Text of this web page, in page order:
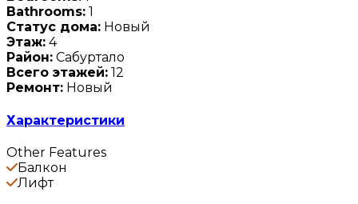
Bathrooms: 1
Статус дома: Новый
Этаж: 4
Район: Сабуртало
Всего этажей: 12
Ремонт: Новый
Характеристики
Other Features
Балкон
Лифт